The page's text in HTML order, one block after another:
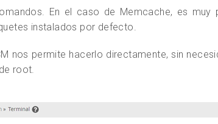
En el caso de Memcache, es muy
instalados por defecto.
nos permite hacerlo directamente, sin
root.